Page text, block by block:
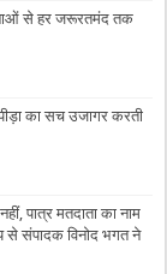
से हर जरूरतमंद तक
का सच उजागर करती
पात्र मतदाता का नाम
से संपादक विनोद भगत ने